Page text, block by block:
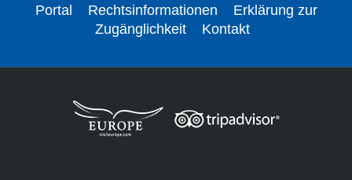
Portal
Rechtsinformationen
Erklärung zur
Zugänglichkeit
Kontakt